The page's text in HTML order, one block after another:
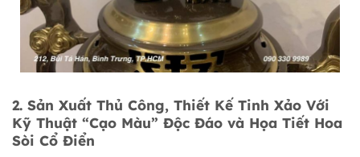
2. Sản Xuất Thủ Công, Thiết Kế Tinh Xảo Với
Kỹ Thuật “Cạo Màu” Độc Đáo và Họa Tiết Hoa
Sòi Cổ Điển